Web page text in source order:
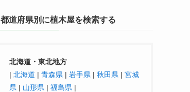
都道府県別に植木屋を検索する
北海道・東北地方
| 北海道 | 青森県 | 岩手県 | 秋田県 | 宮城
県 | 山形県 | 福島県 |